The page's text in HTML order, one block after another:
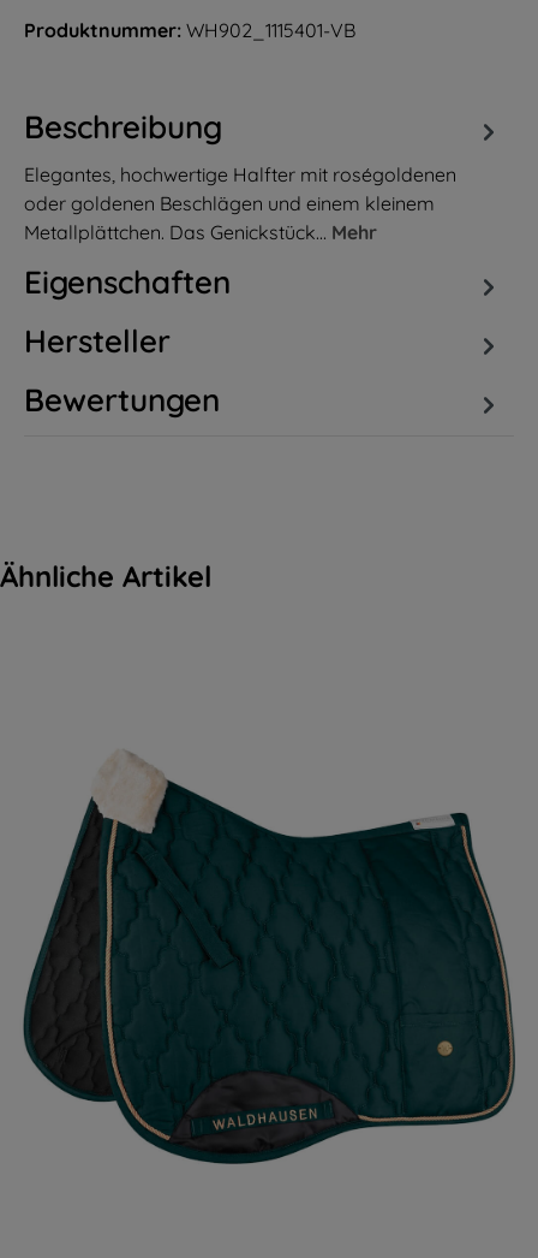
Produktnummer: WH902_1115401-VB
Beschreibung
Elegantes, hochwertige Halfter mit roségoldenen
oder goldenen Beschlägen und einem kleinem
Metallplättchen. Das Genickstück… Mehr
Eigenschaften
Hersteller
Bewertungen
Ähnliche Artikel